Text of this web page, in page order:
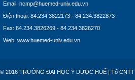
Email: hcmp@huemed-univ.edu.vn
Điện thoại: 84.234.3822173 - 84.234.3822873
Fax: 84.234.3826269 - 84.234.3826270
Web: www.huemed-univ.edu.vn
© 2016 TRƯỜNG ĐẠI HỌC Y DƯỢC HUẾ | Tổ CNTT